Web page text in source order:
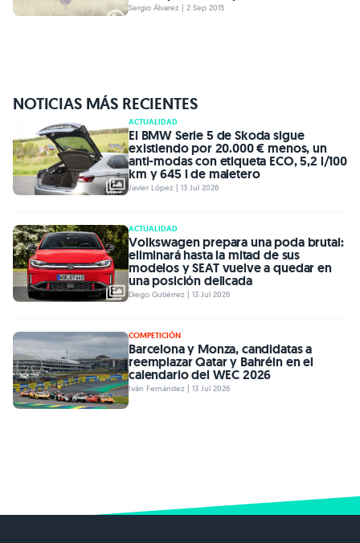
Sergio Álvarez | 2 Sep 2015
NOTICIAS MÁS RECIENTES
ACTUALIDAD
El BMW Serie 5 de Skoda sigue
existiendo por 20.000 € menos, un
anti-modas con etiqueta ECO, 5,2 l/100
km y 645 l de maletero
Javier López | 13 Jul 2026
ACTUALIDAD
Volkswagen prepara una poda brutal:
eliminará hasta la mitad de sus
modelos y SEAT vuelve a quedar en
una posición delicada
Diego Gutiérrez | 13 Jul 2026
COMPETICIÓN
Barcelona y Monza, candidatas a
reemplazar Qatar y Bahréin en el
calendario del WEC 2026
Iván Fernández | 13 Jul 2026